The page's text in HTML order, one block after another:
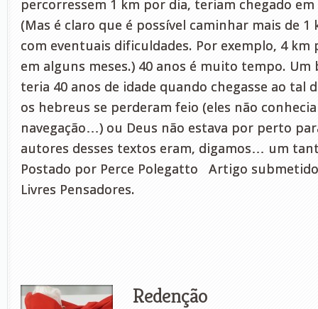
percorressem 1 km por dia, teriam chegado
(Mas é claro que é possível caminhar mais de 1
com eventuais dificuldades. Por exemplo, 4 km
em alguns meses.) 40 anos é muito tempo. Um
teria 40 anos de idade quando chegasse ao tal
os hebreus se perderam feio (eles não
navegação…) ou Deus não estava por perto
autores desses textos eram, digamos… um
Postado por Perce Polegatto Artigo
Livres Pensadores.
Redenção